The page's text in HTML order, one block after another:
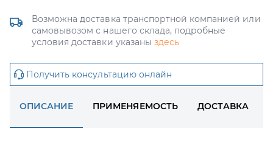
Возможна доставка транспортной компанией или
самовывозом с нашего склада, подробные
условия доставки указаны здесь
Получить консультацию онлайн
ОПИСАНИЕ ПРИМЕНЯЕМОСТЬ ДОСТАВКА